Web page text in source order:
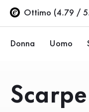
Vai al contenuto
Vai all’indice
Vai alla navigazione
Ottimo (4.79 /
Donna
Scarpe basse
Uomo
Scarpe
Prodotti